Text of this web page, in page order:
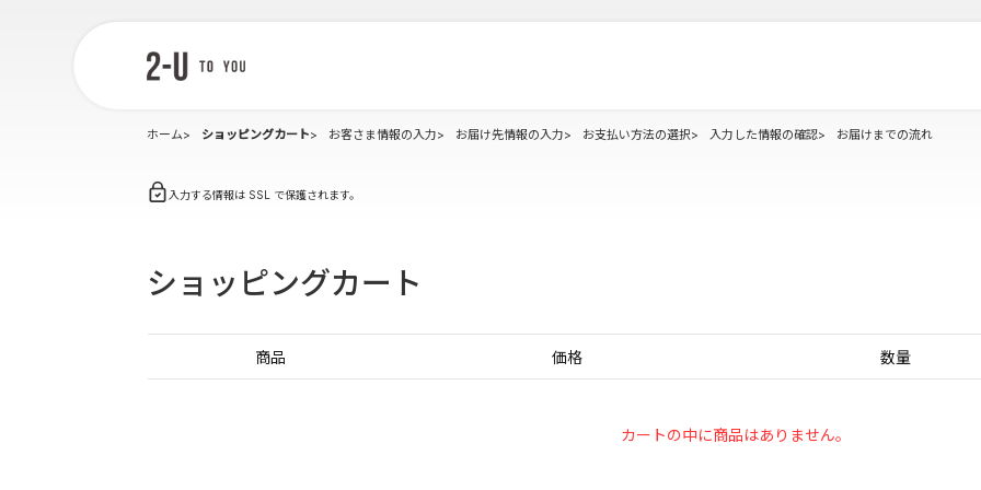
ホーム ショッピングカート お客さま情報の入力 お届け先情報の入力 お支払い方法の選択 入力した情報の確認 お届けまでの流れ
入力する情報は SSL で保護されます。
ショッピングカート
商品 価格 数量
カートの中に商品はありません。